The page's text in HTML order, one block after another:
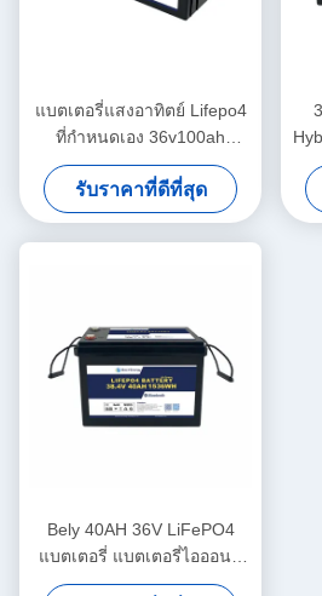
แบตเตอรี่แสงอาทิตย์ Lifepo4
ที่กําหนดเอง 36v100ah
3840Wh สําหรับระบบเก็บ
พลังงาน สําหรับใช้ในบ้าน
รับราคาที่ดีที่สุด
Bely 40AH 36V LiFePO4
แบตเตอรี่ แบตเตอรี่ไอออนลิ
เดียม สําหรับบ้าน ระบบเก็บ